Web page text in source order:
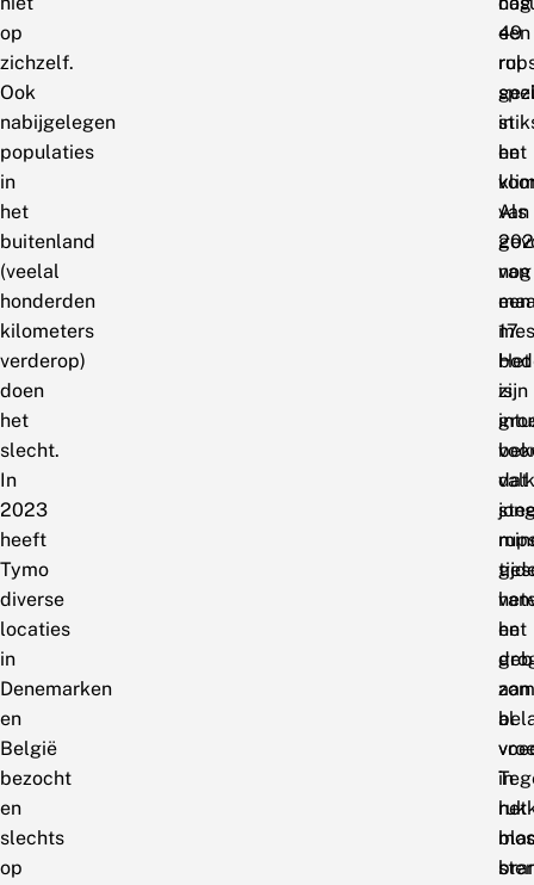
op
zichzelf.
Ook
nabijgelegen
populaties
in
het
buitenland
(veelal
honderden
kilometers
verderop)
doen
het
slecht.
In
2023
heeft
Tymo
diverse
locaties
in
Denemarken
en
België
bezocht
en
slechts
op
49
in
het
van
nog
17.
Het
is
dat
en
al
in
het
een
rol
en
Als
van
een
zijn
het
aan